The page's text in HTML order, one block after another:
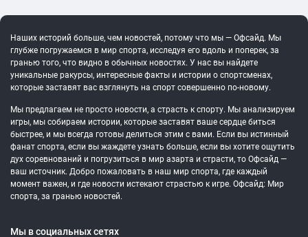
Наших историй больше, чем новостей, потому что мы — Офсайд. Мы
глубже погружаемся в мир спорта, исследуя его вдоль и поперек, за
гранью того, что видно в обычных новостях. У нас вы найдете
уникальные ракурсы, интересные факты и истории о спортсменах,
которые заставят вас взглянуть на спорт совершенно по-новому.
Мы предлагаем не просто новости, а страсть к спорту. Мы анализируем
игры, мы собираем истории, которые заставят ваше сердце биться
быстрее, и мы всегда готовы делиться этим с вами. Если вы истинный
фанат спорта, если вы жаждете узнать больше, если вы хотите ощутить
дух соревнований и погрузиться в мир азарта и страсти, то Офсайд —
ваш источник. Добро пожаловать в наш мир спорта, где каждый
момент важен, и где новости истекают страстью к игре. Офсайд: Мир
спорта, за гранью новостей.
Мы в социальных сетях